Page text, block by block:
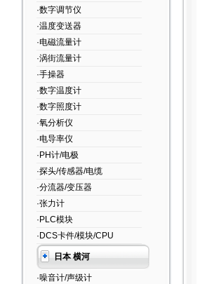
·数字调节仪
·温度变送器
·电磁流量计
·涡街流量计
·手操器
·数字温度计
·数字照度计
·氧分析仪
·电导率仪
·PH计/电极
·探头/传感器/电缆
·分流器/变压器
·张力计
·PLC模块
·DCS卡件/模块/CPU
日本 横河
·噪音计/声级计